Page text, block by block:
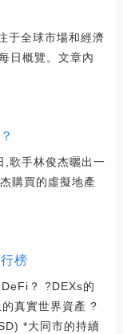
于全球市場和經濟
日概覽。文章內
,歌手林俊杰曬出一
購買的虛擬地產
榜
？ ?DEXs的
真實世界資產 ?
*大同市的持續